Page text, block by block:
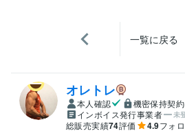
一覧に戻る
オレトレ
本人確認
機密保持契
インボイス発行事業者
未
総販売実績74評価 4.9フォ